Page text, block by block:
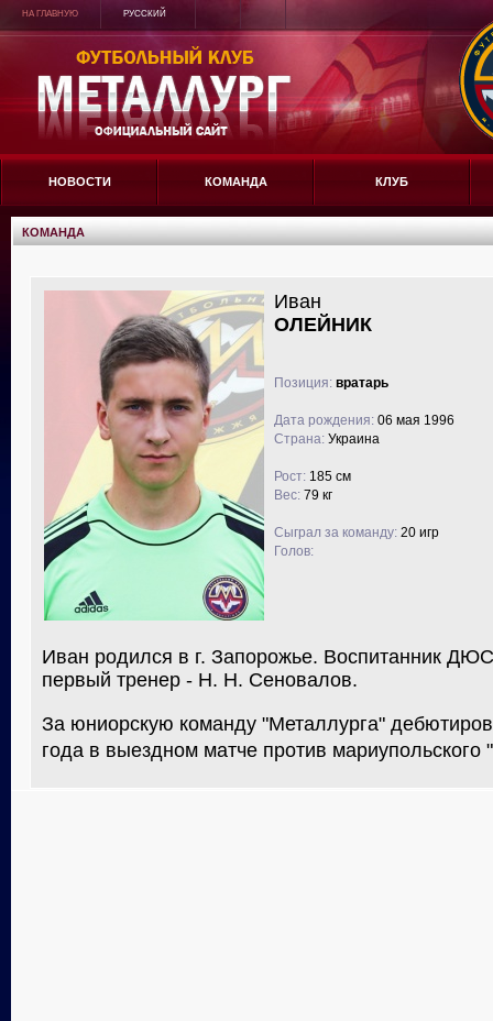
НА ГЛАВНУЮ РУССКИЙ
НОВОСТИ КОМАНДА КЛУБ
КОМАНДА
Иван
ОЛЕЙНИК
Позиция: вратарь
Дата рождения: 06 мая 1996
Страна: Украина
Рост: 185 см
Вес: 79 кг
Сыграл за команду: 20 игр
Голов:
Иван родился в г. Запорожье. Воспитанник
первый тренер - Н. Н. Сеновалов.
За юниорскую команду "Металлурга"
года в выездном матче против мариупольского